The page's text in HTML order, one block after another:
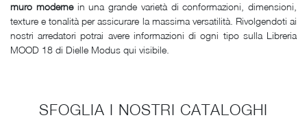
muro modernein una grande varietà di conformazioni, dimensioni,
texture e tonalità per assicurare la massima versatilità. Rivolgendoti ai
nostri arredatori potrai avere informazioni di ogni tipo sulla Libreria
MOOD 18 di Dielle Modus qui visibile.
SFOGLIA I NOSTRI CATALOGHI